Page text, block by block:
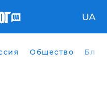
UA
Общество